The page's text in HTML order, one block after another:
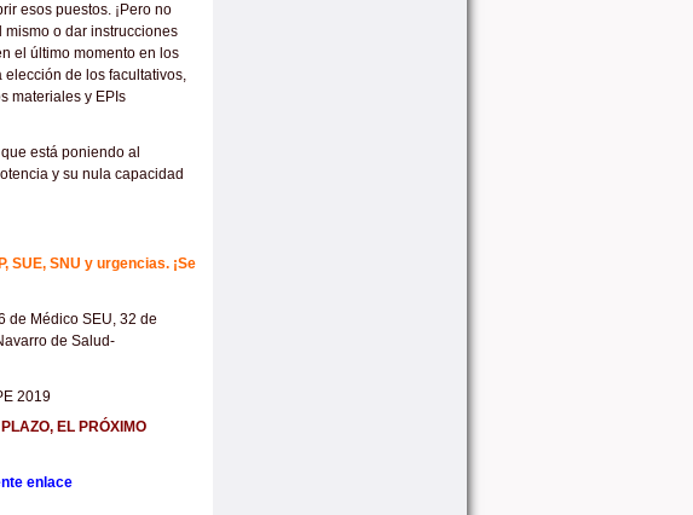
esos puestos. ¡Pero no
o dar instrucciones
el último momento en los
de los facultativos,
materiales y EPIs
está poniendo al
y su nula capacidad
SUE, SNU y urgencias. ¡Se
de Médico SEU, 32 de
de Salud-
2019
PLAZO, EL PRÓXIMO
enlace